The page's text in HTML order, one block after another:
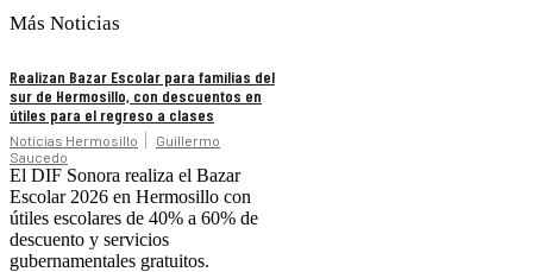
Más Noticias
Realizan Bazar Escolar para familias del
sur de Hermosillo, con descuentos en
útiles para el regreso a clases
Noticias Hermosillo
Guillermo
Saucedo
El DIF Sonora realiza el Bazar
Escolar 2026 en Hermosillo con
útiles escolares de 40% a 60% de
descuento y servicios
gubernamentales gratuitos.